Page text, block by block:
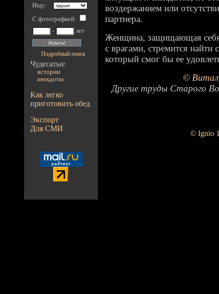
Ищу:
С фотографией:
-
лет
Подробный поиск
Чудесатые
истории
анекдоты
Как легко
приготовить обед
Экспорт
Для СМИ
воздержанием или
партнера.
Женщина, защищающая себя
с врагами, стремится найти
который смог бы ее
©
Другие труды Старого
© Ignio